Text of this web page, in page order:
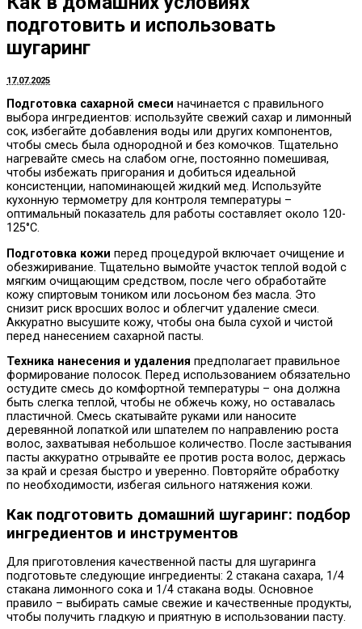
подготовить и использовать
шугаринг
17.07.2025
Подготовка сахарной смеси начинается с правильного
выбора ингредиентов: используйте свежий сахар и лимонный
сок, избегайте добавления воды или других компонентов,
чтобы смесь была однородной и без комочков. Тщательно
нагревайте смесь на слабом огне, постоянно помешивая,
чтобы избежать пригорания и добиться идеальной
консистенции, напоминающей жидкий мед. Используйте
кухонную термометру для контроля температуры –
оптимальный показатель для работы составляет около 120-
125°C.
Подготовка кожи перед процедурой включает очищение и
обезжиривание. Тщательно вымойте участок теплой водой с
мягким очищающим средством, после чего обработайте
кожу спиртовым тоником или лосьоном без масла. Это
снизит риск вросших волос и облегчит удаление смеси.
Аккуратно высушите кожу, чтобы она была сухой и чистой
перед нанесением сахарной пасты.
Техника нанесения и удаления предполагает правильное
формирование полосок. Перед использованием обязательно
остудите смесь до комфортной температуры – она должна
быть слегка теплой, чтобы не обжечь кожу, но оставалась
пластичной. Смесь скатывайте руками или наносите
деревянной лопаткой или шпателем по направлению роста
волос, захватывая небольшое количество. После застывания
пасты аккуратно отрывайте ее против роста волос, держась
за край и срезая быстро и уверенно. Повторяйте обработку
по необходимости, избегая сильного натяжения кожи.
Как подготовить домашний шугаринг: подбор
ингредиентов и инструментов
Для приготовления качественной пасты для шугаринга
подготовьте следующие ингредиенты: 2 стакана сахара, 1/4
стакана лимонного сока и 1/4 стакана воды. Основное
правило – выбирать самые свежие и качественные продукты,
чтобы получить гладкую и приятную в использовании пасту.